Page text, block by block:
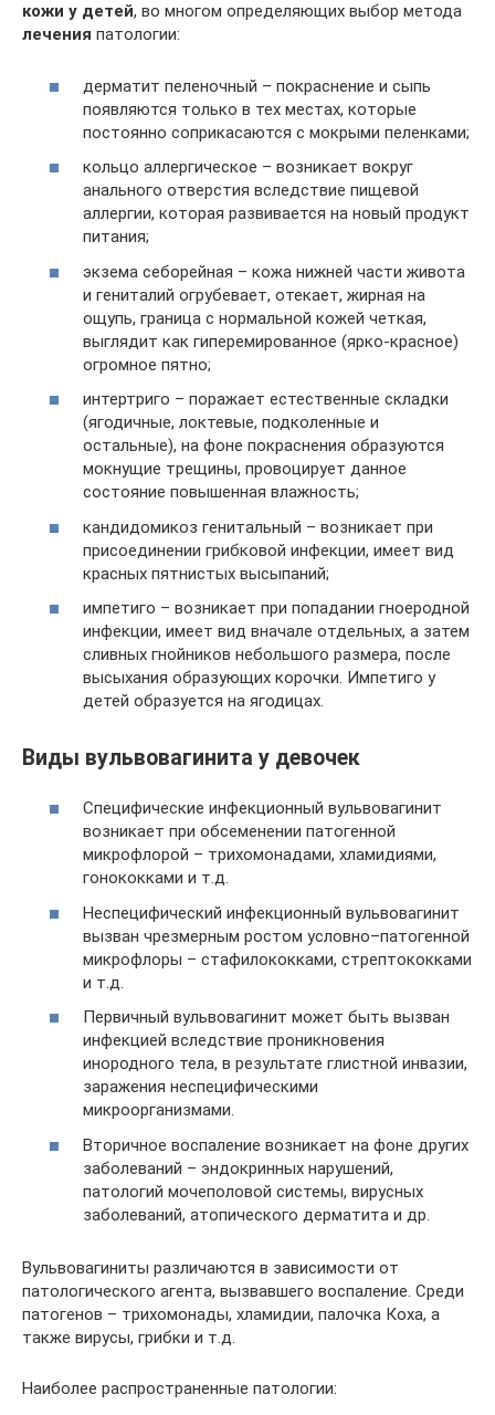
кожи у детей, во многом определяющих выбор метода
лечения патологии:
дерматит пеленочный – покраснение и сыпь
появляются только в тех местах, которые
постоянно соприкасаются с мокрыми пеленками;
кольцо аллергическое – возникает вокруг
анального отверстия вследствие пищевой
аллергии, которая развивается на новый продукт
питания;
экзема себорейная – кожа нижней части живота
и гениталий огрубевает, отекает, жирная на
ощупь, граница с нормальной кожей четкая,
выглядит как гиперемированное (ярко-красное)
огромное пятно;
интертриго – поражает естественные складки
(ягодичные, локтевые, подколенные и
остальные), на фоне покраснения образуются
мокнущие трещины, провоцирует данное
состояние повышенная влажность;
кандидомикоз генитальный – возникает при
присоединении грибковой инфекции, имеет вид
красных пятнистых высыпаний;
импетиго – возникает при попадании гноеродной
инфекции, имеет вид вначале отдельных, а затем
сливных гнойников небольшого размера, после
высыхания образующих корочки. Импетиго у
детей образуется на ягодицах.
Виды вульвовагинита у девочек
Специфические инфекционный вульвовагинит
возникает при обсеменении патогенной
микрофлорой – трихомонадами, хламидиями,
гонококками и т.д.
Неспецифический инфекционный вульвовагинит
вызван чрезмерным ростом условно–патогенной
микрофлоры – стафилококками, стрептококками
и т.д.
Первичный вульвовагинит может быть вызван
инфекцией вследствие проникновения
инородного тела, в результате глистной инвазии,
заражения неспецифическими
микроорганизмами.
Вторичное воспаление возникает на фоне других
заболеваний – эндокринных нарушений,
патологий мочеполовой системы, вирусных
заболеваний, атопического дерматита и др.
Вульвовагиниты различаются в зависимости от
патологического агента, вызвавшего воспаление. Среди
патогенов – трихомонады, хламидии, палочка Коха, а
также вирусы, грибки и т.д.
Наиболее распространенные патологии: